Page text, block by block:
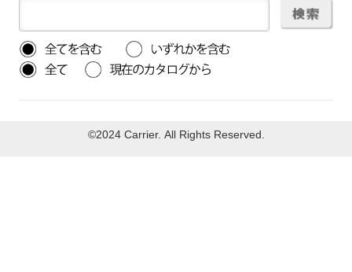
©2024 Carrier. All Rights Reserved.